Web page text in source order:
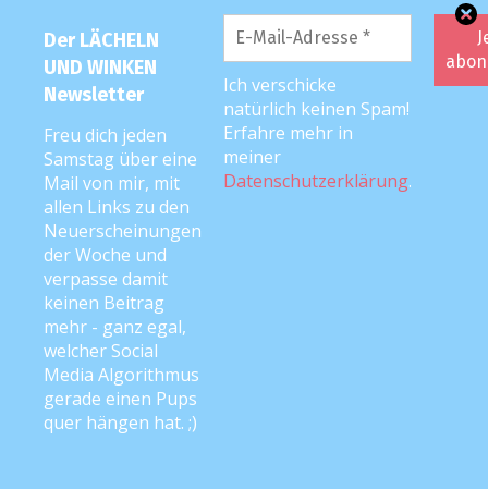
Der LÄCHELN
UND WINKEN
Newsletter
Freu dich jeden
Samstag über eine
Mail von mir, mit
allen Links zu den
Neuerscheinungen
der Woche und
verpasse damit
keinen Beitrag
mehr - ganz egal,
welcher Social
Media Algorithmus
gerade einen Pups
quer hängen hat. ;)
Ich verschicke
natürlich keinen Spam!
Erfahre mehr in
meiner
Datenschutzerklärung.
FOLGE MIR …
FacebookundInstagram! <3
PODCAST